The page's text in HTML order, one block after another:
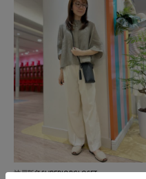
神戸阪急SUPERIORCLOSET